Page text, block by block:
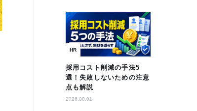
HR
採用コスト削減の手法5
選！失敗しないための注意
点も解説
2026.08.01